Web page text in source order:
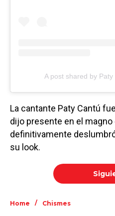
A post shared by
La cantante Paty Cantú
dijo presente en el
definitivamente
su look.
Home / Chismes